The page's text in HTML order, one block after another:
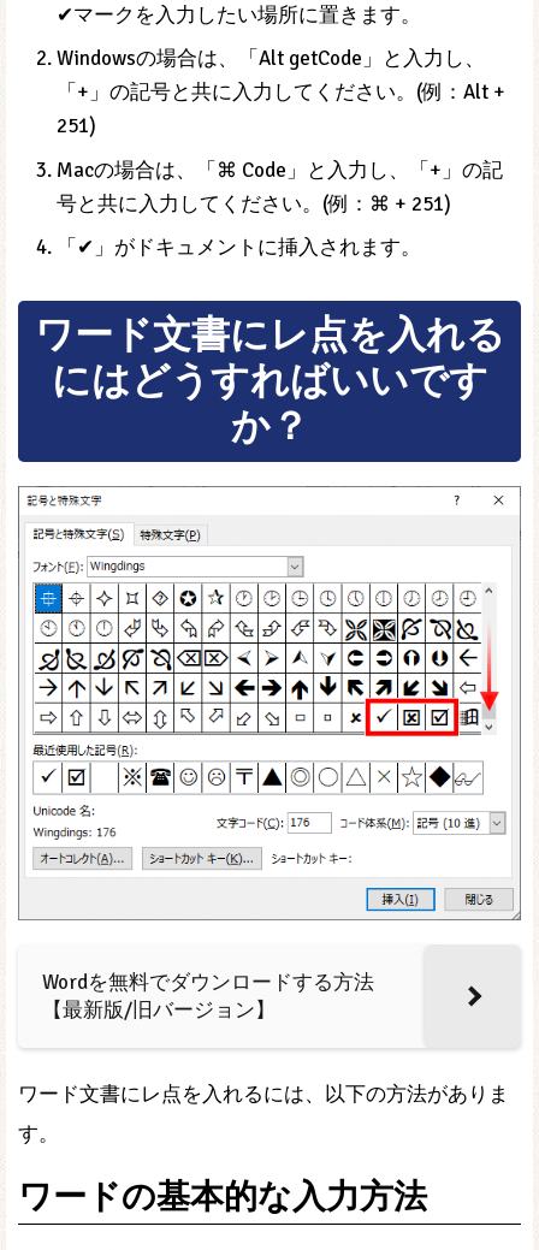
✔マークを入力したい場所に置きます。
Windowsの場合は、「Alt getCode」と入力し、
「+」の記号と共に入力してください。(例：Alt +
251)
Macの場合は、「⌘ Code」と入力し、「+」の記
号と共に入力してください。(例：⌘ + 251)
「✔」がドキュメントに挿入されます。
ワード文書にレ点を入れる
にはどうすればいいです
か？
Wordを無料でダウンロードする方法
【最新版/旧バージョン】
ワード文書にレ点を入れるには、以下の方法がありま
す。
ワードの基本的な入力方法